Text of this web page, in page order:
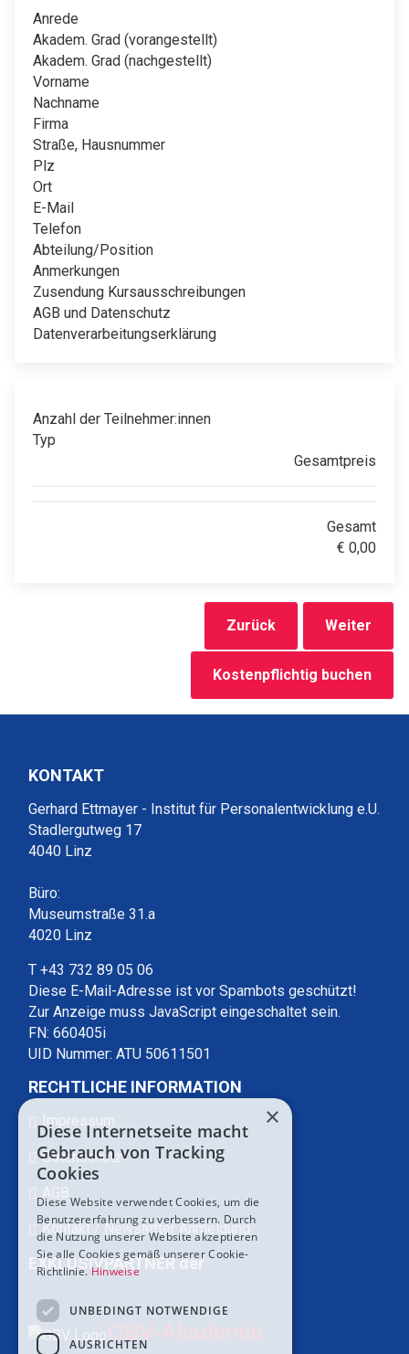
Anrede
Akadem. Grad (vorangestellt)
Akadem. Grad (nachgestellt)
Vorname
Nachname
Firma
Straße, Hausnummer
Plz
Ort
E-Mail
Telefon
Abteilung/Position
Anmerkungen
Zusendung Kursausschreibungen
AGB und Datenschutz
Datenverarbeitungserklärung
Anzahl der Teilnehmer:innen
Typ
Gesamtpreis
Gesamt
€ 0,00
Zurück Weiter
Kostenpflichtig buchen
KONTAKT
Gerhard Ettmayer - Institut für Personalentwicklung e.U.
Stadlergutweg 17
4040 Linz
Büro:
Museumstraße 31.a
4020 Linz
T +43 732 89 05 06
Diese E-Mail-Adresse ist vor Spambots geschützt!
Zur Anzeige muss JavaScript eingeschaltet sein.
FN: 660405i
UID Nummer: ATU 50611501
RECHTLICHE INFORMATION
Impressum
Datenschutz
AGB
Kontakt / Newsletter Anmeldung
EXKLUSIVPARTNER der
×
Diese Internetseite macht
Gebrauch von Tracking
Cookies
Diese Website verwendet Cookies, um die
Benutzererfahrung zu verbessern. Durch
die Nutzung unserer Website akzeptieren
Sie alle Cookies gemäß unserer Cookie-
Richtlinie.Hinweise
UNBEDINGT NOTWENDIGE
AUSRICHTEN